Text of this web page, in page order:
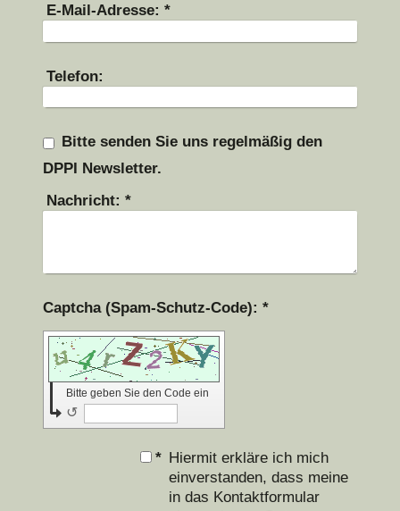
E-Mail-Adresse: *
Telefon:
Bitte senden Sie uns regelmäßig den
DPPI Newsletter.
Nachricht: *
Captcha (Spam-Schutz-Code): *
Bitte geben Sie den Code ein
↺
* Hiermit erkläre ich mich
einverstanden, dass meine
in das Kontaktformular